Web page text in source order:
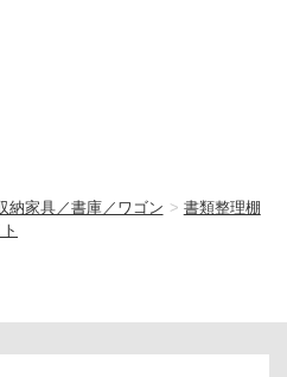
納家具／書庫／ワゴン > 書類整理棚